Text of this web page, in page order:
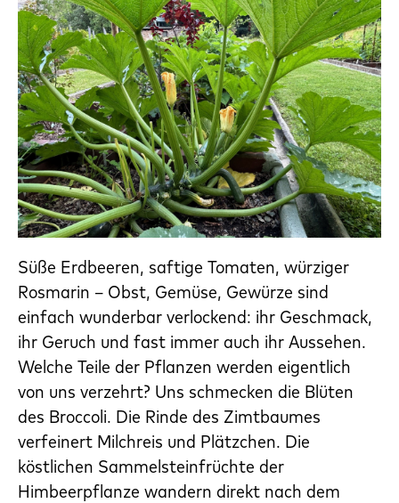
Süße Erdbeeren, saftige Tomaten, würziger
Rosmarin – Obst, Gemüse, Gewürze sind
einfach wunderbar verlockend: ihr Geschmack,
ihr Geruch und fast immer auch ihr Aussehen.
Welche Teile der Pflanzen werden eigentlich
von uns verzehrt? Uns schmecken die Blüten
des Broccoli. Die Rinde des Zimtbaumes
verfeinert Milchreis und Plätzchen. Die
köstlichen Sammelsteinfrüchte der
Himbeerpflanze wandern direkt nach dem